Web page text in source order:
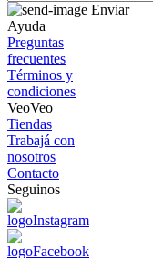
Enviar
Ayuda
Preguntas
frecuentes
Términos y
condiciones
VeoVeo
Tiendas
Trabajá con
nosotros
Contacto
Seguinos